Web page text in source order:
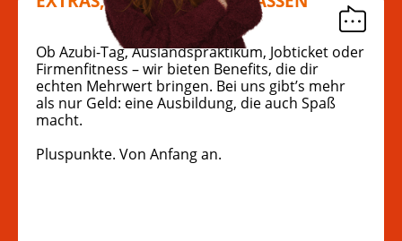
Ob Azubi-Tag, Auslandspraktikum, Jobticket oder
Firmenfitness – wir bieten Benefits, die dir
echten Mehrwert bringen. Bei uns gibt’s mehr
als nur Geld: eine Ausbildung, die auch Spaß
macht.
Pluspunkte. Von Anfang an.